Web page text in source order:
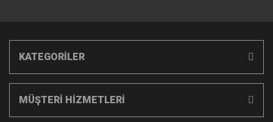
KATEGORİLER
MÜŞTERİ HİZMETLERİ